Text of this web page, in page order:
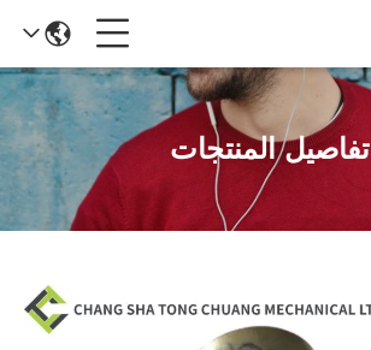
تفاصيل المنتجات